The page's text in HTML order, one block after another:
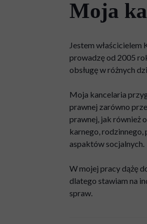
Moja
Jestem
prowadzę od 2005
obsługę w różnych
Moja kancelaria
prawnej zarówno
prawnej, jak również
karnego,
aspaktów socjalnych.
W mojej pracy dążę
dlatego stawiam na
spraw.